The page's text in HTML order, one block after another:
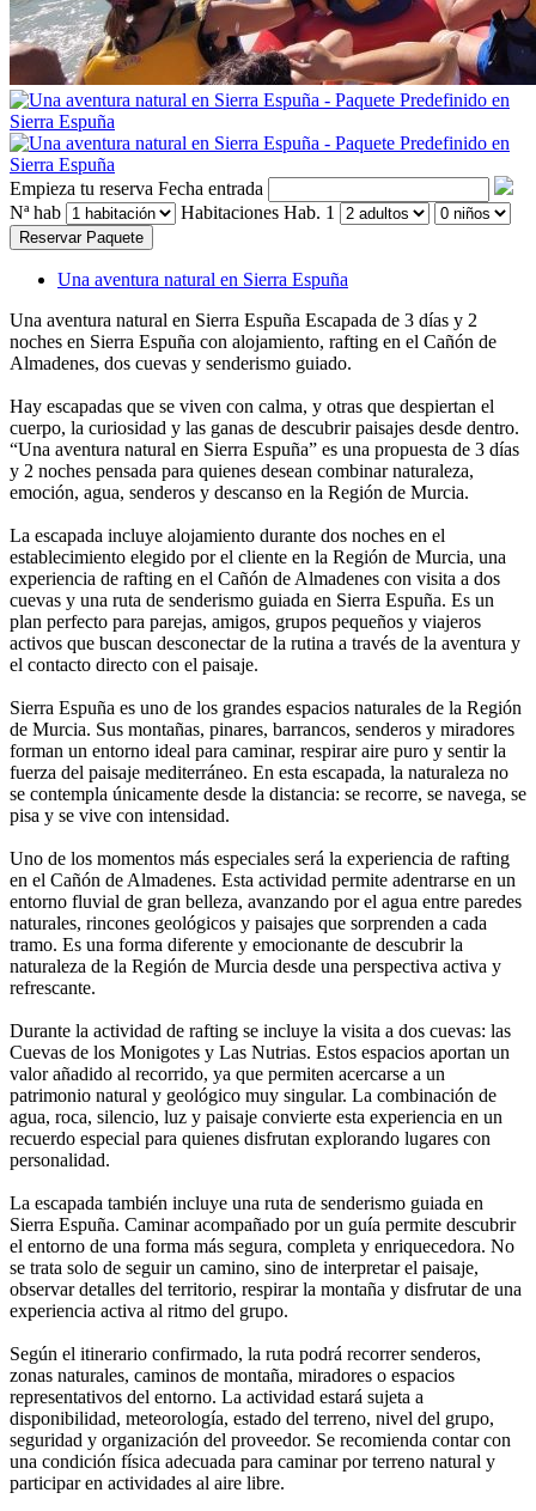
Empieza tu reserva Fecha entrada
Nª hab
Habitaciones Hab. 1
Reservar Paquete
Una aventura natural en Sierra Espuña
Una aventura natural en Sierra Espuña Escapada de 3 días y 2
noches en Sierra Espuña con alojamiento, rafting en el Cañón de
Almadenes, dos cuevas y senderismo guiado.
Hay escapadas que se viven con calma, y otras que despiertan el
cuerpo, la curiosidad y las ganas de descubrir paisajes desde dentro.
“Una aventura natural en Sierra Espuña” es una propuesta de 3 días
y 2 noches pensada para quienes desean combinar naturaleza,
emoción, agua, senderos y descanso en la Región de Murcia.
La escapada incluye alojamiento durante dos noches en el
establecimiento elegido por el cliente en la Región de Murcia, una
experiencia de rafting en el Cañón de Almadenes con visita a dos
cuevas y una ruta de senderismo guiada en Sierra Espuña. Es un
plan perfecto para parejas, amigos, grupos pequeños y viajeros
activos que buscan desconectar de la rutina a través de la aventura y
el contacto directo con el paisaje.
Sierra Espuña es uno de los grandes espacios naturales de la Región
de Murcia. Sus montañas, pinares, barrancos, senderos y miradores
forman un entorno ideal para caminar, respirar aire puro y sentir la
fuerza del paisaje mediterráneo. En esta escapada, la naturaleza no
se contempla únicamente desde la distancia: se recorre, se navega, se
pisa y se vive con intensidad.
Uno de los momentos más especiales será la experiencia de rafting
en el Cañón de Almadenes. Esta actividad permite adentrarse en un
entorno fluvial de gran belleza, avanzando por el agua entre paredes
naturales, rincones geológicos y paisajes que sorprenden a cada
tramo. Es una forma diferente y emocionante de descubrir la
naturaleza de la Región de Murcia desde una perspectiva activa y
refrescante.
Durante la actividad de rafting se incluye la visita a dos cuevas: las
Cuevas de los Monigotes y Las Nutrias. Estos espacios aportan un
valor añadido al recorrido, ya que permiten acercarse a un
patrimonio natural y geológico muy singular. La combinación de
agua, roca, silencio, luz y paisaje convierte esta experiencia en un
recuerdo especial para quienes disfrutan explorando lugares con
personalidad.
La escapada también incluye una ruta de senderismo guiada en
Sierra Espuña. Caminar acompañado por un guía permite descubrir
el entorno de una forma más segura, completa y enriquecedora. No
se trata solo de seguir un camino, sino de interpretar el paisaje,
observar detalles del territorio, respirar la montaña y disfrutar de una
experiencia activa al ritmo del grupo.
Según el itinerario confirmado, la ruta podrá recorrer senderos,
zonas naturales, caminos de montaña, miradores o espacios
representativos del entorno. La actividad estará sujeta a
disponibilidad, meteorología, estado del terreno, nivel del grupo,
seguridad y organización del proveedor. Se recomienda contar con
una condición física adecuada para caminar por terreno natural y
participar en actividades al aire libre.